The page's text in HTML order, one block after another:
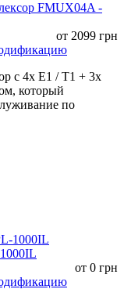
FMUX04A -
от 2099 грн
с 4x E1 / T1 + 3x
который
по
от 0 грн